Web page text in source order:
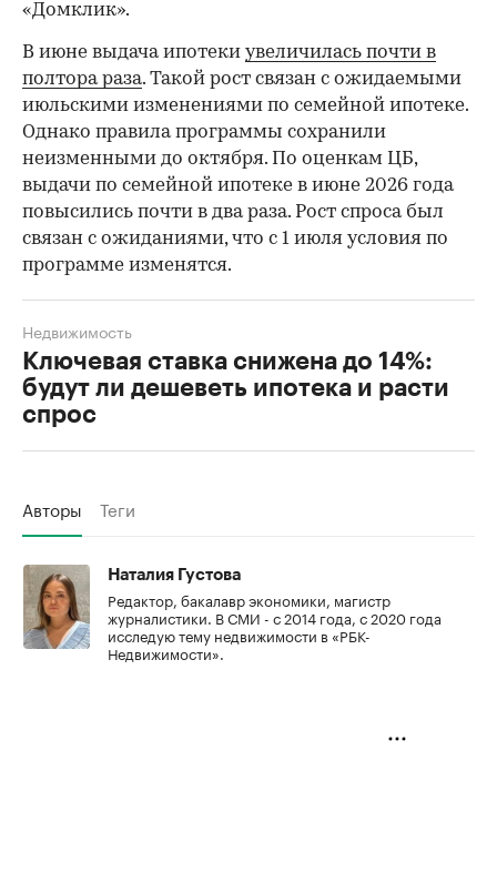
«Домклик».
В июне выдача ипотеки увеличилась почти в
полтора раза. Такой рост связан с ожидаемыми
июльскими изменениями по семейной ипотеке.
Однако правила программы сохранили
неизменными до октября. По оценкам ЦБ,
выдачи по семейной ипотеке в июне 2026 года
повысились почти в два раза. Рост спроса был
связан с ожиданиями, что с 1 июля условия по
программе изменятся.
Ключевая ставка снижена до 14%:
будут ли дешеветь ипотека и расти
спрос
Недвижимость
Авторы Теги
Наталия Густова
Редактор, бакалавр экономики, магистр
журналистики. В СМИ - с 2014 года, с 2020 года
исследую тему недвижимости в «РБК-
Недвижимости».